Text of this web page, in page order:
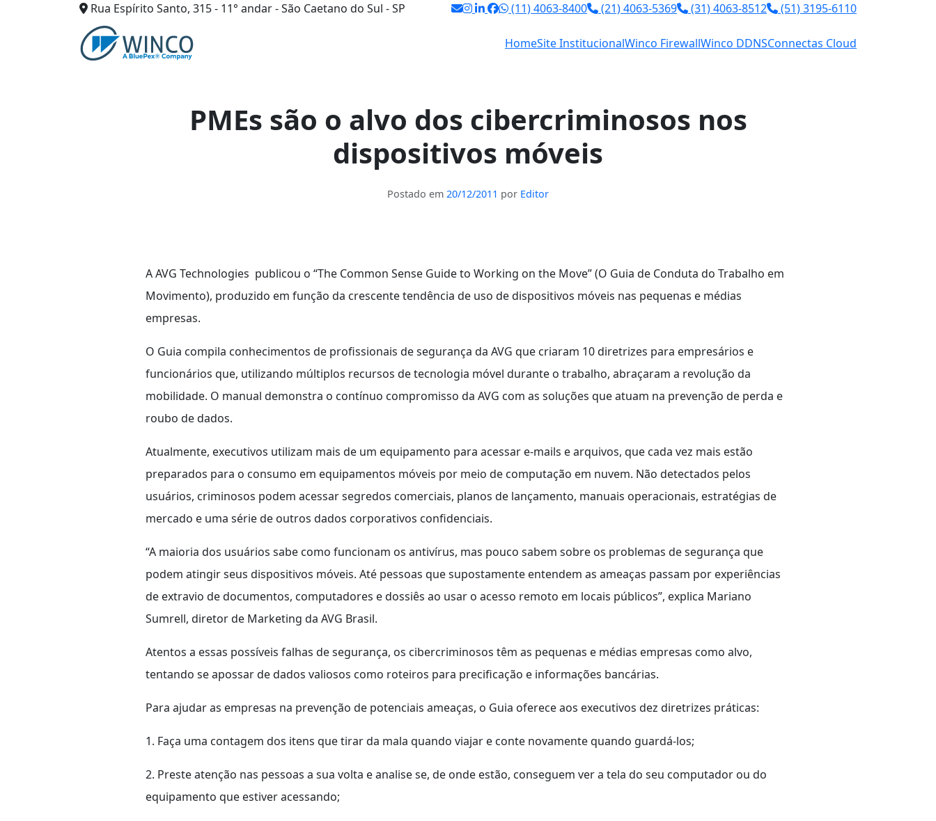
Rua Espírito Santo, 315 - 11° andar - São Caetano do Sul - SP (11) 4063-8400 (21) 4063-5369 (31) 4063-8512
(51) 3195-6110
HomeSite InstitucionalWinco FirewallWinco DDNSConnectas Cloud
PMEs são o alvo dos cibercriminosos nos
dispositivos móveis
Postado em 20/12/2011 por Editor
A AVG Technologies publicou o “The Common Sense Guide to Working on the Move” (O Guia de Conduta do Trabalho em
Movimento), produzido em função da crescente tendência de uso de dispositivos móveis nas pequenas e médias
empresas.
O Guia compila conhecimentos de profissionais de segurança da AVG que criaram 10 diretrizes para empresários e
funcionários que, utilizando múltiplos recursos de tecnologia móvel durante o trabalho, abraçaram a revolução da
mobilidade. O manual demonstra o contínuo compromisso da AVG com as soluções que atuam na prevenção de perda e
roubo de dados.
Atualmente, executivos utilizam mais de um equipamento para acessar e-mails e arquivos, que cada vez mais estão
preparados para o consumo em equipamentos móveis por meio de computação em nuvem. Não detectados pelos
usuários, criminosos podem acessar segredos comerciais, planos de lançamento, manuais operacionais, estratégias de
mercado e uma série de outros dados corporativos confidenciais.
“A maioria dos usuários sabe como funcionam os antivírus, mas pouco sabem sobre os problemas de segurança que
podem atingir seus dispositivos móveis. Até pessoas que supostamente entendem as ameaças passam por experiências
de extravio de documentos, computadores e dossiês ao usar o acesso remoto em locais públicos”, explica Mariano
Sumrell, diretor de Marketing da AVG Brasil.
Atentos a essas possíveis falhas de segurança, os cibercriminosos têm as pequenas e médias empresas como alvo,
tentando se apossar de dados valiosos como roteiros para precificação e informações bancárias.
Para ajudar as empresas na prevenção de potenciais ameaças, o Guia oferece aos executivos dez diretrizes práticas:
1. Faça uma contagem dos itens que tirar da mala quando viajar e conte novamente quando guardá-los;
2. Preste atenção nas pessoas a sua volta e analise se, de onde estão, conseguem ver a tela do seu computador ou do
equipamento que estiver acessando;